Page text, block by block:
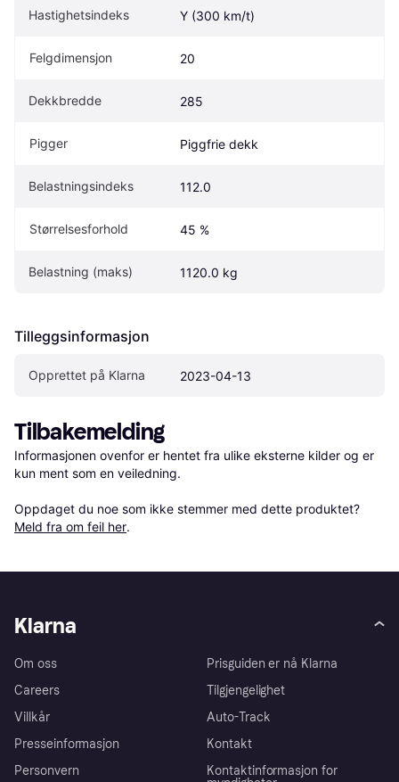
Hastighetsindeks Y (300 km/t)
Felgdimensjon 20
Dekkbredde 285
Pigger Piggfrie dekk
Belastningsindeks 112.0
Størrelsesforhold 45 %
Belastning (maks) 1120.0 kg
Tilleggsinformasjon
Opprettet på Klarna 2023-04-13
Tilbakemelding
Informasjonen ovenfor er hentet fra ulike eksterne kilder og er
kun ment som en veiledning.
Oppdaget du noe som ikke stemmer med dette produktet?
Meld fra om feil her.
Klarna
Om oss
Careers
Villkår
Presseinformasjon
Personvern
Prisguiden er nå Klarna
Tilgjengelighet
Auto-Track
Kontakt
Kontaktinformasjon for